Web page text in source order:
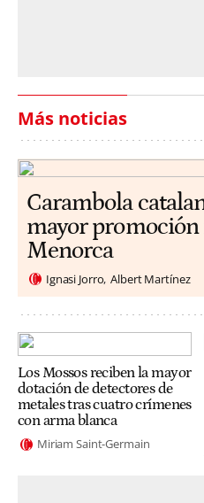
Más noticias
Carambola
mayor
Menorca
Ignasi Jorro Albert Martínez
Los Mossos reciben la mayor
dotación de detectores de
metales tras cuatro crímenes
con arma blanca
Miriam Saint-Germain